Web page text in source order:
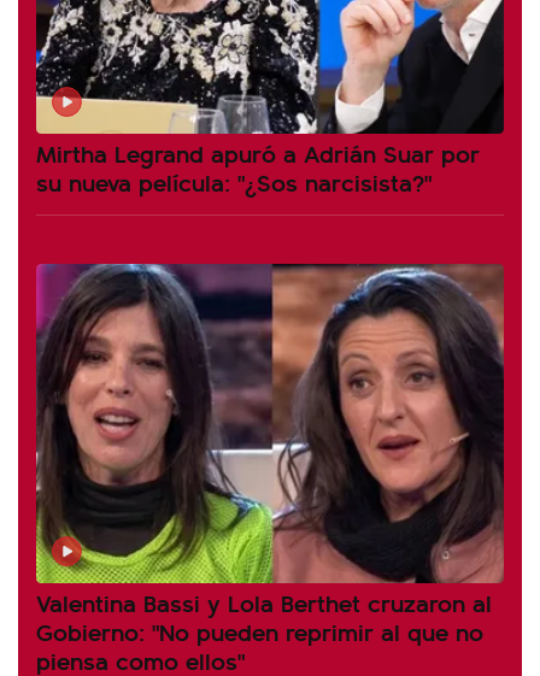
Mirtha Legrand apuró a Adrián Suar por
su nueva película: "¿Sos narcisista?"
Valentina Bassi y Lola Berthet cruzaron al
Gobierno: "No pueden reprimir al que no
piensa como ellos"